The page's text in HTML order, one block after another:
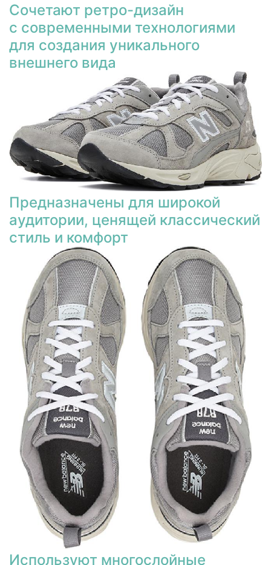
Сочетают ретро-дизайн
с современными технологиями
для создания уникального
внешнего вида
Предназначены для широкой
аудитории, ценящей классический
стиль и комфорт
Используют многослойные